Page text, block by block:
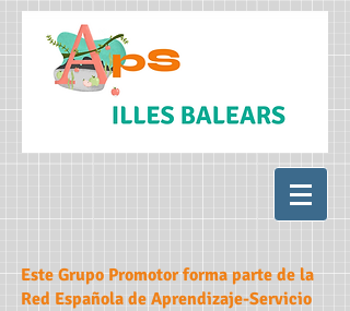
Este Grupo Promotor forma parte de la
Red Española de Aprendizaje-Servicio